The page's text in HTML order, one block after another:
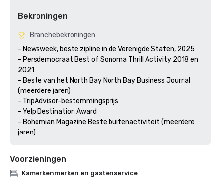
Bekroningen
Branchebekroningen
- Newsweek, beste zipline in de Verenigde Staten, 2025
- Persdemocraat Best of Sonoma Thrill Activity 2018 en
2021
- Beste van het North Bay North Bay Business Journal
(meerdere jaren)
- TripAdvisor-bestemmingsprijs
- Yelp Destination Award
- Bohemian Magazine Beste buitenactiviteit (meerdere
Voorzieningen
Kamerkenmerken en gastenservice